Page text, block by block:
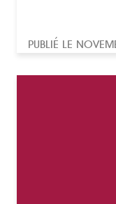
PUBLIÉ LE